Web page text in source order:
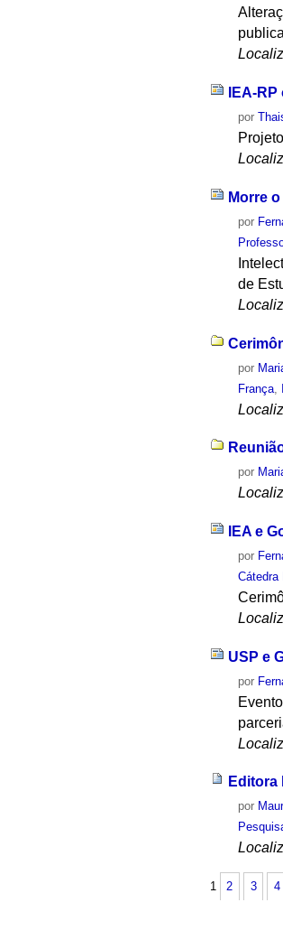
IEA-
por
Morre
por
de
por
França
por
IEA e
por
Cátedra
USP e
por
Editora
por
1 2 3 4